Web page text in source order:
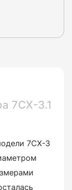
7СХ-3.1
7СХ-3